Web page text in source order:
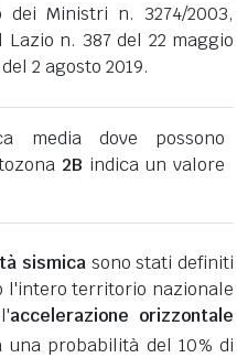
Ministri n. 3274/2003,
n. 387 del 22 maggio
2 agosto 2019.
media dove possono
2B indica un valore
sismica sono stati definiti
l'intero territorio nazionale
accelerazione orizzontale
probabilità del 10% di